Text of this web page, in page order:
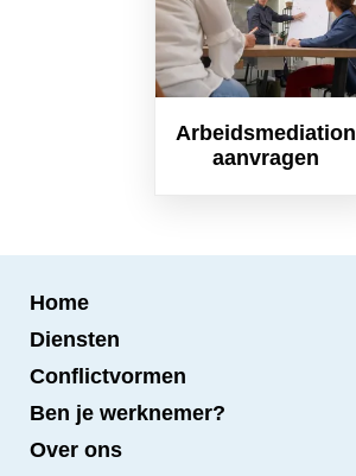
Arbeidsmediation
aanvragen
Home
Diensten
Conflictvormen
Ben je werknemer?
Over ons